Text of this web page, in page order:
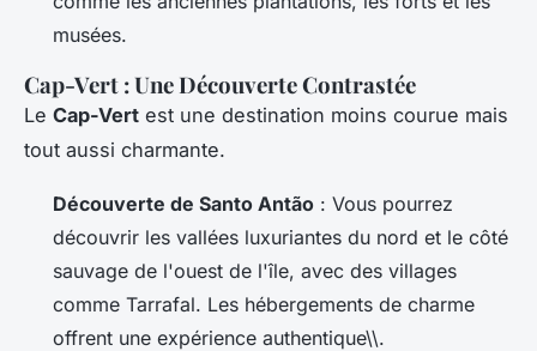
musées.
Cap-Vert : Une Découverte Contrastée
Le Cap-Vert est une destination moins courue mais
tout aussi charmante.
Découverte de Santo Antão : Vous pourrez
découvrir les vallées luxuriantes du nord et le côté
sauvage de l'ouest de l'île, avec des villages
comme Tarrafal. Les hébergements de charme
offrent une expérience authentique\\.